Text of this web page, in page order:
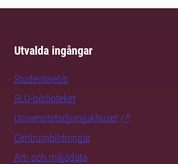
Utvalda ingångar
Studentwebb
SLU-biblioteket
Universitetsdjursjukhuset
Centrumbildningar
Art- och miljödata